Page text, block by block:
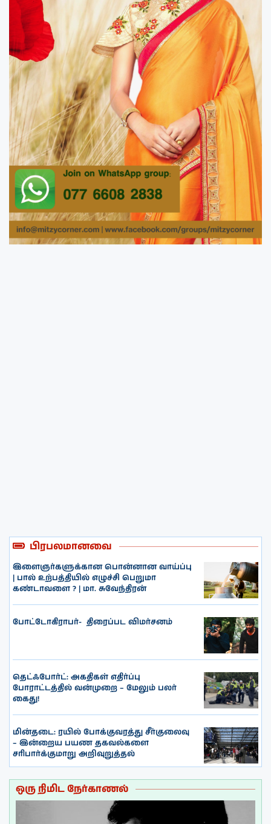
பிரபலமானவை
இளைஞர்களுக்கான பொன்னான வாய்ப்பு
| பால் உற்பத்தியில் எழுச்சி பெறுமா
கண்டாவளை ? | மா. சுவேந்திரன்
போட்டோகிராபர்- ‌ திரைப்பட விமர்சனம்
தெட்ஃபோர்ட்: அகதிகள் எதிர்ப்பு
போராட்டத்தில் வன்முறை – மேலும் பலர்
கைது!
மின்தடை: ரயில் போக்குவரத்து சீர்குலைவு
– இன்றைய பயண தகவல்களை
சரிபார்க்குமாறு அறிவுறுத்தல்
ஒரு நிமிட நேர்காணல்